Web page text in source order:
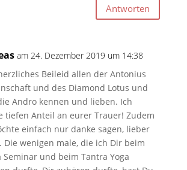
Antworten
am 24. Dezember 2019 um 14:38
Beileid allen der Antonius
und des Diamond Lotus und
Andro kennen und lieben. Ich
tiefen Anteil an eurer Trauer! Zudem
einfach nur danke sagen, lieber
Die wenigen male, die ich Dir beim
Seminar und beim Tantra Yoga